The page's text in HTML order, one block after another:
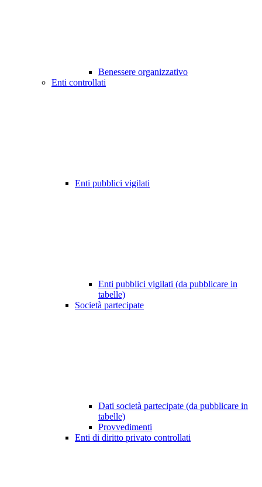
Benessere organizzativo
Enti controllati
Enti pubblici vigilati
Enti pubblici vigilati (da pubblicare in
tabelle)
Società partecipate
Dati società partecipate (da pubblicare in
tabelle)
Provvedimenti
Enti di diritto privato controllati